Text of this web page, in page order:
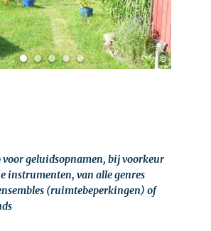
©
voor geluidsopnamen, bij voorkeur
instrumenten, van alle genres
(ruimtebeperkingen) of